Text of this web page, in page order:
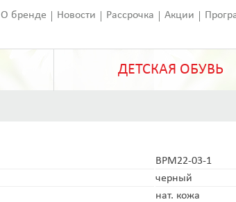
О бренде Новости Рассрочка Акции
ДЕТСКАЯ ОБУВЬ
BPM22-03-1
черный
нат. кожа